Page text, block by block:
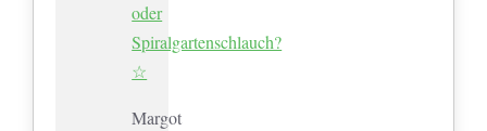
oder
Spiralgartenschlauch?
☆
Margot